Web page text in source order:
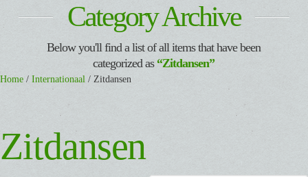
Category Archive
Below you'll find a list of all items that have been
categorized as “Zitdansen”
Home / Internationaal / Zitdansen
Zitdansen